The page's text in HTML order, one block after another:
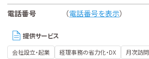
電話番号
（電話番号を表示）
提供サービス
会社設立・起業 経理事務の省力化・DX 月次訪問